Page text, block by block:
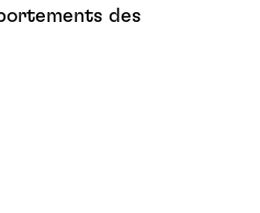
des